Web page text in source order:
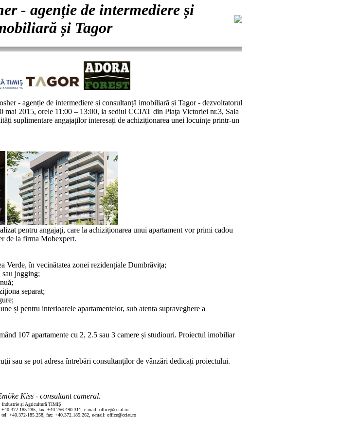
- agenție de intermediere și
și Tagor
- agenție de intermediere și consultanță imobiliară și Tagor - dezvoltatorul
2015, orele 11:00 – 13:00, la sediul CCIAT din Piaţa Victoriei nr.3, Sala
suplimentare angajaților interesați de achiziționarea unei locuințe printr-un
pentru angajați, care la achiziționarea unui apartament vor primi cadou
de la firma Mobexpert.
Verde, în vecinătatea zonei rezidențiale Dumbrăvița;
jogging;
separat;
și pentru interioarele apartamentelor, sub atenta supraveghere a
107 apartamente cu 2, 2.5 sau 3 camere și studiouri. Proiectul imobiliar
sau se pot adresa întrebări consultanților de vânzări dedicați proiectului.
Kiss - consultant cameral.
Industrie și Agricultură TIMIȘ
185.285, fax: +40.256.490.311, e-mail: office@cciat.ro
+40.372-185.258, fax: +40.372.185.262, e-mail: office@cciat.ro